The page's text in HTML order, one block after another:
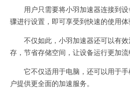
用户只需要将小羽加速器连接到设
骤进行设置，即可享受到快速的使用体
不仅如此，小羽加速器还可以有效
存，节省存储空间，让设备运行更加流
它不仅适用于电脑，还可以用于手
户提供更全面的加速服务。